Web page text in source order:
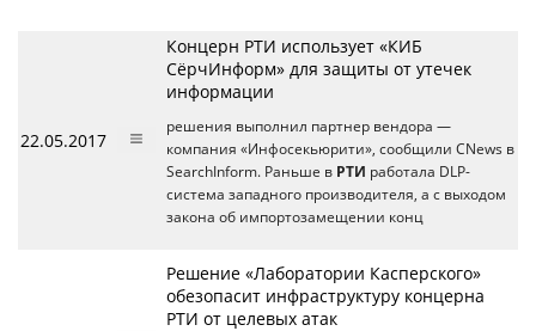
22.05.2017
Концерн РТИ использует «КИБ
СёрчИнформ» для защиты от утечек
информации
решения выполнил партнер вендора —
компания «Инфосекьюрити», сообщили CNews в
SearchInform. Раньше в РТИ работала DLP-
система западного производителя, а с выходом
закона об импортозамещении конц
Решение «Лаборатории Касперского»
обезопасит инфраструктуру концерна
РТИ от целевых атак